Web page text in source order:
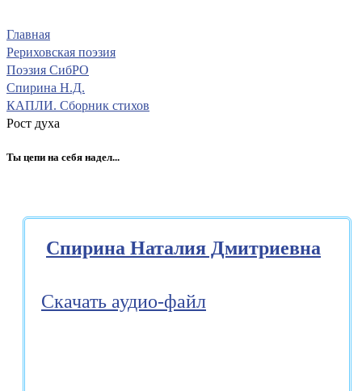
Главная
Рериховская поэзия
Поэзия СибРО
Спирина Н.Д.
КАПЛИ. Сборник стихов
Рост духа
Ты цепи на себя надел...
Спирина Наталия Дмитриевна
Скачать аудио-файл